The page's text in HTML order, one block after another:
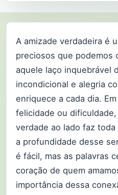
A amizade verdadeira é
preciosos que podemos
aquele laço inquebrável
incondicional e alegria
enriquece a cada dia.
felicidade ou
verdade ao lado faz
a profundidade desse
é fácil, mas as palavras
coração de quem
importância dessa